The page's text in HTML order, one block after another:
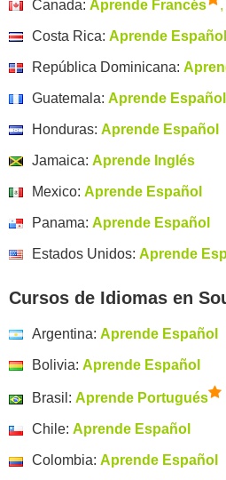
Canada: Aprende Francés ,
Costa Rica: Aprende Español
República Dominicana:
Guatemala: Aprende Español
Honduras: Aprende Español
Jamaica: Aprende Inglés
Mexico: Aprende Español
Panama: Aprende Español
Estados Unidos: Aprende
Cursos de Idiomas en
Argentina: Aprende Español
Bolivia: Aprende Español
Brasil: Aprende Portugués
Chile: Aprende Español
Colombia: Aprende Español